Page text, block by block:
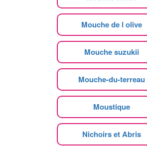
Mouche de l olive
Mouche suzukii
Mouche-du-terreau
Moustique
Nichoirs et Abris